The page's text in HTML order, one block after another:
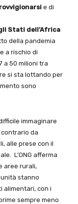
e di
Stati dell’Africa
della pandemia
a rischio di
a 50 milioni tra
si sta lottando per
sono
immaginare
contrario da
alle prese con il
L’ONG afferma
aree rurali,
stanno
alimentari, con i
sempre meno